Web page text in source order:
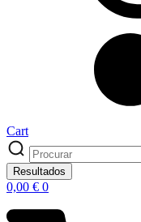
Cart
Search
...
Resultados
0,00 € 0